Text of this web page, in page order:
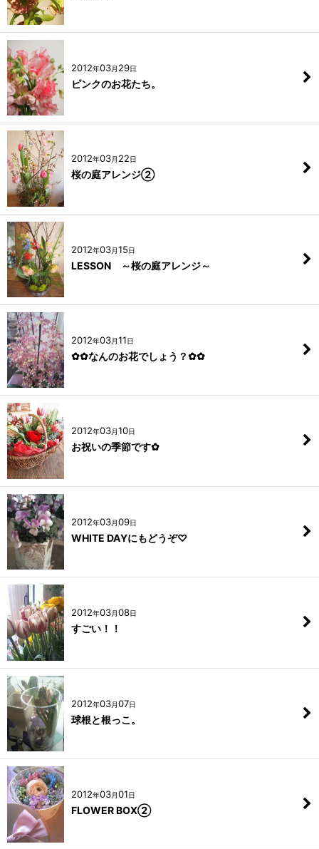
2012年03月 29日
ピンクのお花たち。
2012年03月 22日
桜の庭アレンジ②
2012年03月15日
LESSON ～桜の庭アレンジ～
2012年03月11日
✿✿なんのお花でしょう？✿✿
2012年03月10日
お祝いの季節です✿
2012年03月09日
WHITE DAYにもどうぞ♡
2012年03月08日
すごい！！
2012年03月07日
球根と根っこ。
2012年03月01日
FLOWER BOX②